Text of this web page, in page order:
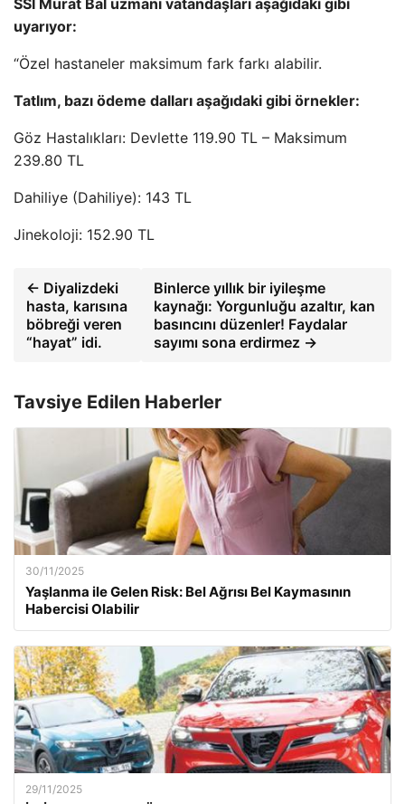
SSI Murat Bal uzmanı vatandaşları aşağıdaki gibi
uyarıyor:
“Özel hastaneler maksimum fark farkı alabilir.
Tatlım, bazı ödeme dalları aşağıdaki gibi örnekler:
Göz Hastalıkları: Devlette 119.90 TL – Maksimum
239.80 TL
Dahiliye (Dahiliye): 143 TL
Jinekoloji: 152.90 TL
← Diyalizdeki
hasta, karısına
böbreği veren
“hayat” idi.
Binlerce yıllık bir iyileşme
kaynağı: Yorgunluğu azaltır, kan
basıncını düzenler! Faydalar
sayımı sona erdirmez →
Tavsiye Edilen Haberler
30/11/2025
Yaşlanma ile Gelen Risk: Bel Ağrısı Bel Kaymasının
Habercisi Olabilir
29/11/2025